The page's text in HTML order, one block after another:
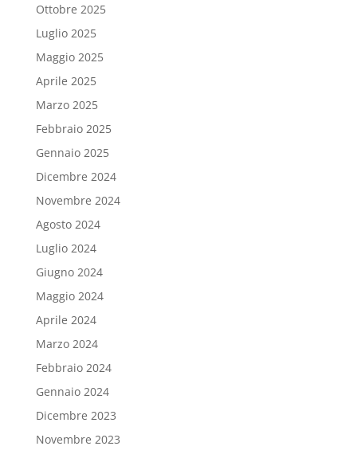
Ottobre 2025
Luglio 2025
Maggio 2025
Aprile 2025
Marzo 2025
Febbraio 2025
Gennaio 2025
Dicembre 2024
Novembre 2024
Agosto 2024
Luglio 2024
Giugno 2024
Maggio 2024
Aprile 2024
Marzo 2024
Febbraio 2024
Gennaio 2024
Dicembre 2023
Novembre 2023